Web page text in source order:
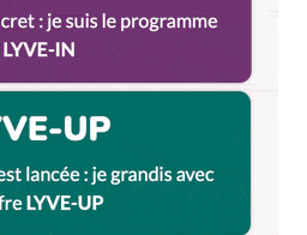
sera pas publiée.
indiqués avec*
les nouveaux commentaires